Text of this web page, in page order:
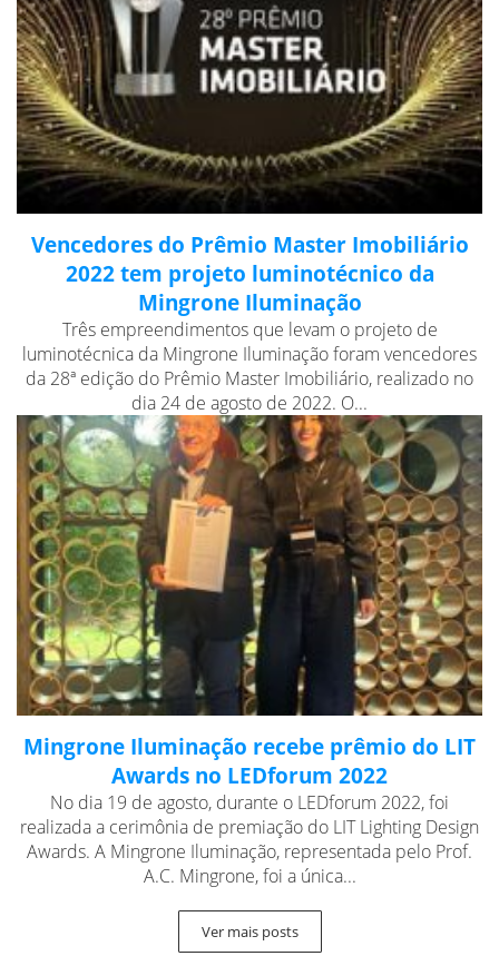
Vencedores do Prêmio Master Imobiliário
2022 tem projeto luminotécnico da
Mingrone Iluminação
Três empreendimentos que levam o projeto de
luminotécnica da Mingrone Iluminação foram vencedores
da 28ª edição do Prêmio Master Imobiliário, realizado no
dia 24 de agosto de 2022. O...
Mingrone Iluminação recebe prêmio do LIT
Awards no LEDforum 2022
No dia 19 de agosto, durante o LEDforum 2022, foi
realizada a cerimônia de premiação do LIT Lighting Design
Awards. A Mingrone Iluminação, representada pelo Prof.
A.C. Mingrone, foi a única...
Ver mais posts